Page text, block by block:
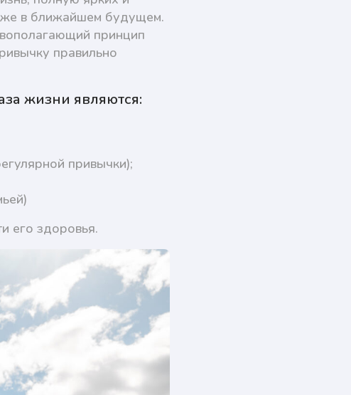
в ближайшем будущем.
принцип
правильно
жизни являются:
привычки);
его здоровья.